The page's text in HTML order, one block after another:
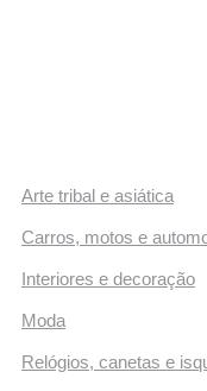
Arte tribal e asiática
Carros, motos e
Interiores e decoração
Moda
Relógios, canetas e